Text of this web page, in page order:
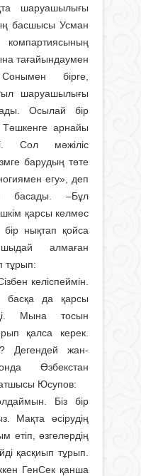
шаруашылығы
басшысы Усман
тағайындаумен
бірге,
шаруашылығы
Осылай бір
арнайы
Сол мәжіліс
барудың төте
егу», деп
басады. –Бұл
қарсы келмес
нықтап қойса
алмаған
тұрып:
келіспеймін.
басқа да қарсы
Мына тосын
қалса керек.
Дегендей жан-
Өзбекстан
Юсупов:
Біз бір
Мақта өсірудің
етіп, өзгелердің
қасқиып тұрып.
ГенСек қанша